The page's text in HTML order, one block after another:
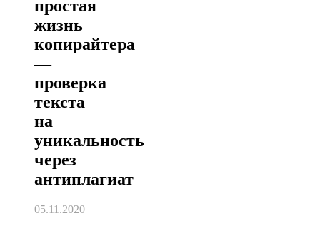
простая
жизнь
копирайтера
—
проверка
текста
на
уникальность
через
антиплагиат
05.11.2020